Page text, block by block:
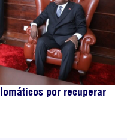
por recuperar